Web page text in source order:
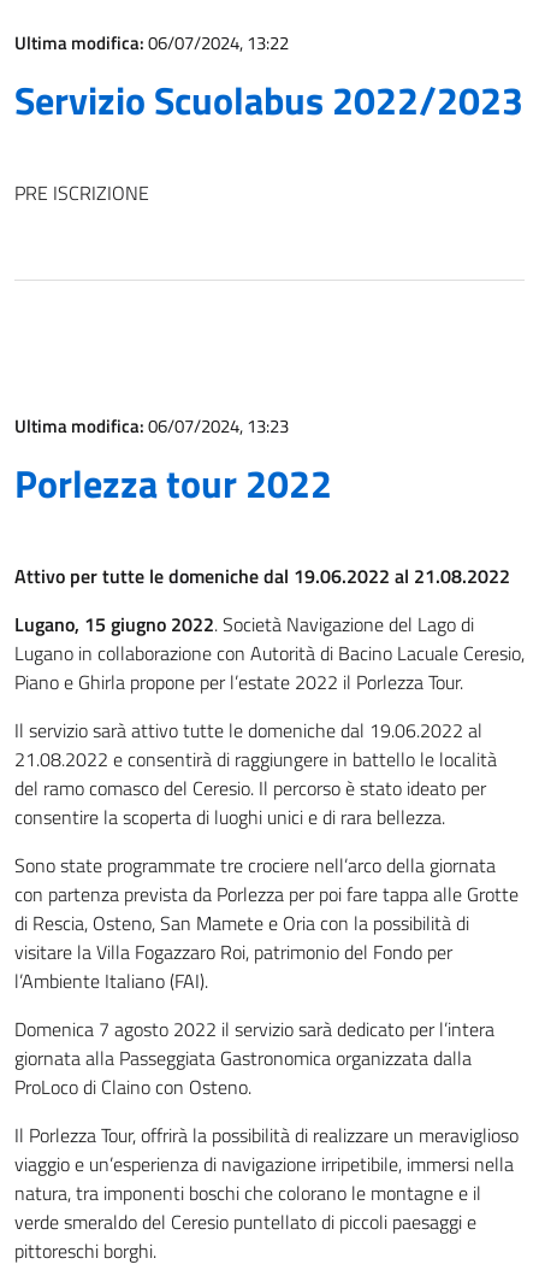
Ultima modifica:06/07/2024, 13:22
Servizio Scuolabus 2022/2023
PRE ISCRIZIONE
Ultima modifica:06/07/2024, 13:23
Porlezza tour 2022
Attivo per tutte le domeniche dal 19.06.2022 al 21.08.2022
Lugano, 15 giugno 2022. Società Navigazione del Lago di
Lugano in collaborazione con Autorità di Bacino Lacuale Ceresio,
Piano e Ghirla propone per l’estate 2022 il Porlezza Tour.
Il servizio sarà attivo tutte le domeniche dal 19.06.2022 al
21.08.2022 e consentirà di raggiungere in battello le località
del ramo comasco del Ceresio. Il percorso è stato ideato per
consentire la scoperta di luoghi unici e di rara bellezza.
Sono state programmate tre crociere nell’arco della giornata
con partenza prevista da Porlezza per poi fare tappa alle Grotte
di Rescia, Osteno, San Mamete e Oria con la possibilità di
visitare la Villa Fogazzaro Roi, patrimonio del Fondo per
l’Ambiente Italiano (FAI).
Domenica 7 agosto 2022 il servizio sarà dedicato per l’intera
giornata alla Passeggiata Gastronomica organizzata dalla
ProLoco di Claino con Osteno.
Il Porlezza Tour, offrirà la possibilità di realizzare un meraviglioso
viaggio e un’esperienza di navigazione irripetibile, immersi nella
natura, tra imponenti boschi che colorano le montagne e il
verde smeraldo del Ceresio puntellato di piccoli paesaggi e
pittoreschi borghi.